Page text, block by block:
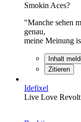
Smokin Aces?
"Manche sehen
genau,
meine Meinung
Inhalt
Zitieren
Idefixel
Live Love Revolt